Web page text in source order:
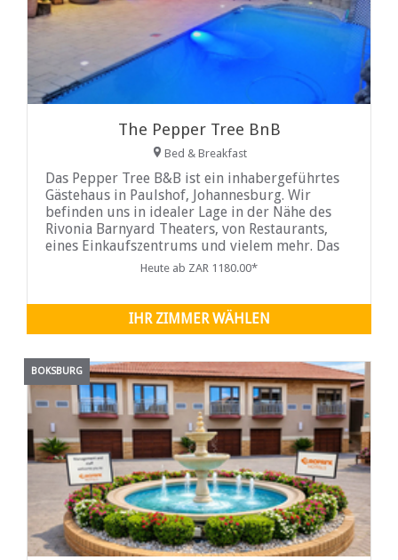
The Pepper Tree BnB
Bed & Breakfast
Das Pepper Tree B&B ist ein inhabergeführtes
Gästehaus in Paulshof, Johannesburg. Wir
befinden uns in idealer Lage in der Nähe des
Rivonia Barnyard Theaters, von Restaurants,
eines Einkaufszentrums und vielem mehr. Das
Pepper Tree B&B bietet elegant eingerichtete
Heute ab ZAR 1180.00*
IHR ZIMMER WÄHLEN
BOKSBURG